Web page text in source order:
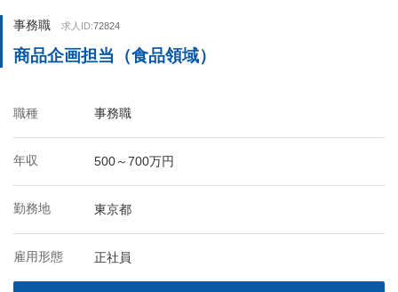
事務職 求人ID:72824
商品企画担当（食品領域）
職種 事務職
年収 500～700万円
勤務地 東京都
雇用形態 正社員